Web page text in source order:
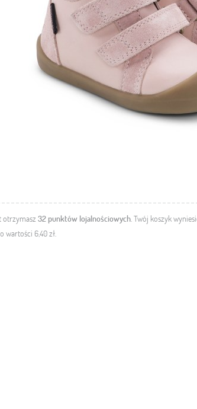
otrzymasz 32punktów lojalnościowych. Twój koszyk
wartości 6,40 zł.